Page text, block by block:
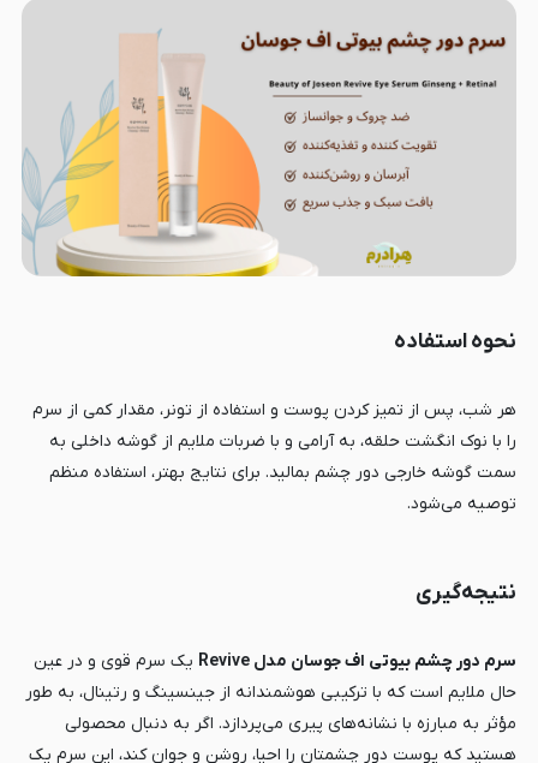
نحوه استفاده
هر شب، پس از تمیز کردن پوست و استفاده از تونر، مقدار کمی از سرم
را با نوک انگشت حلقه، به آرامی و با ضربات ملایم از گوشه داخلی به
سمت گوشه خارجی دور چشم بمالید. برای نتایج بهتر، استفاده منظم
توصیه می‌شود.
نتیجه‌گیری
سرم دور چشم بیوتی اف جوسان مدل Revive
یک سرم قوی و در عین
حال ملایم است که با ترکیبی هوشمندانه از جینسینگ و رتینال، به طور
مؤثر به مبارزه با نشانه‌های پیری می‌پردازد. اگر به دنبال محصولی
هستید که پوست دور چشمتان را احیا، روشن و جوان کند، این سرم یک